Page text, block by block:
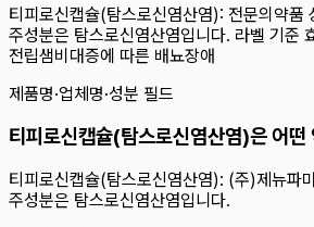
티피로신캡슐(탐스로신염산염): 전문의약품
주성분은 탐스로신염산염입니다. 라벨 기준
전립샘비대증에 따른 배뇨장애
제품명·업체명·성분 필드
티피로신캡슐(탐스로신염산염)은 어떤
티피로신캡슐(탐스로신염산염): (주)제뉴파
주성분은 탐스로신염산염입니다.